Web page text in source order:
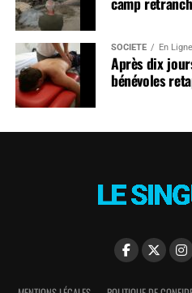
SOCIÉTÉ En
Après dix
bénévoles